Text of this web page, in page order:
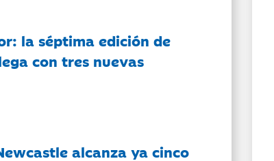
la séptima edición de
con tres nuevas
alcanza ya cinco